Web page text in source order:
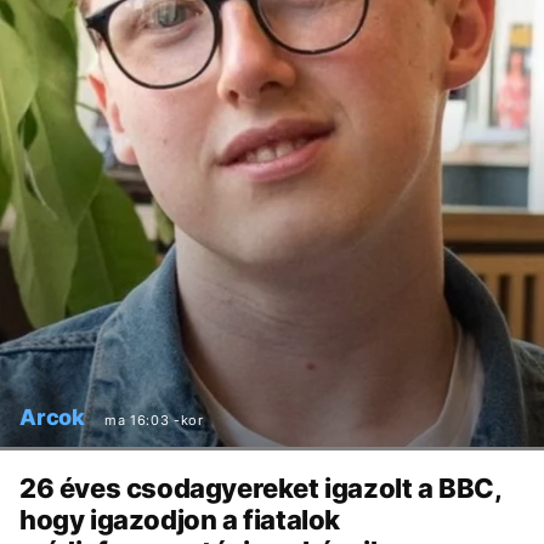
Arcok ma 16:03 -kor
26 éves csodagyereket igazolt a BBC,
hogy igazodjon a fiatalok